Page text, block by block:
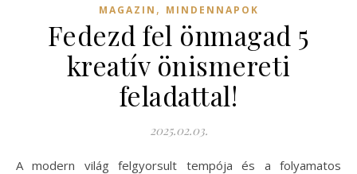
MAGAZIN , MINDENNAPOK
Fedezd fel önmagad 5
kreatív önismereti
feladattal!
2025.02.03.
A modern világ felgyorsult tempója és a folyamatos